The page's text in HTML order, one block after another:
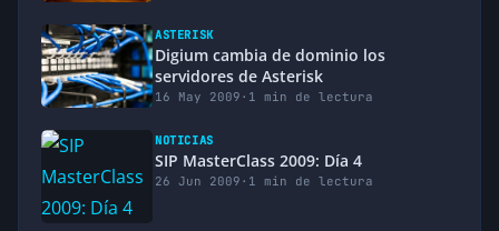
ASTERISK
Digium cambia de dominio los
servidores de Asterisk
16 May 2009 · 1 min de lectura
NOTICIAS
SIP MasterClass 2009: Día 4
26 Jun 2009 · 1 min de lectura